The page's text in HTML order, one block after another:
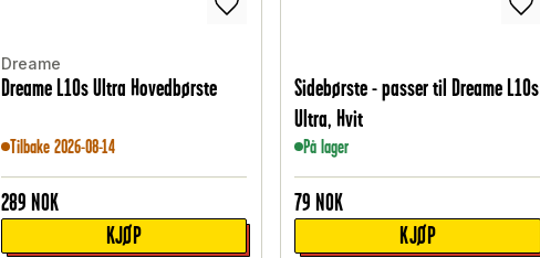
Dreame
Dreame L10s Ultra Hovedbørste
Tilbake 2026-08-14
289 NOK
KJØP
Sidebørste - passer til Dreame L10s
Ultra, Hvit
På lager
79 NOK
KJØP